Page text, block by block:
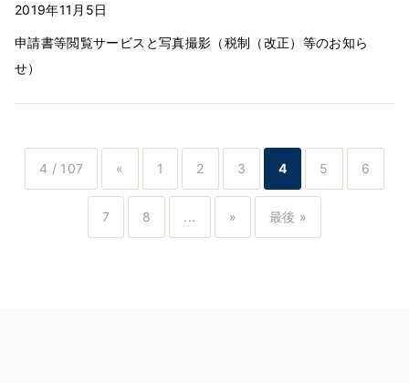
2019年11月5日
申請書等閲覧サービスと写真撮影（税制（改正）等のお知ら
せ）
4 / 107 « 1 2 3 4 5 6
7 8 ... » 最後 »